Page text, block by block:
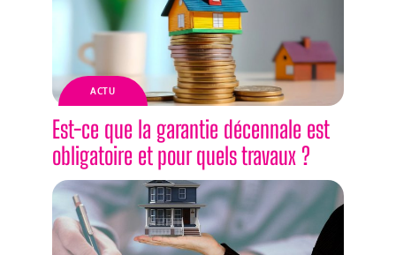
ACTU
Est-ce que la garantie décennale est
obligatoire et pour quels travaux ?